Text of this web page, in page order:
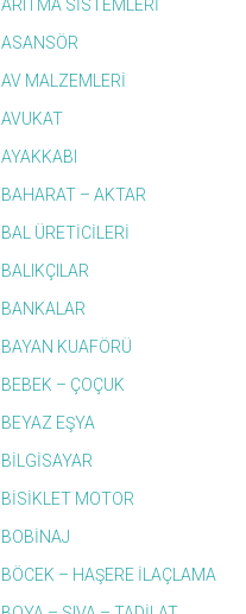
ARITMA SİSTEMLERİ
ASANSÖR
AV MALZEMLERİ
AVUKAT
AYAKKABI
BAHARAT – AKTAR
BAL ÜRETİCİLERİ
BALIKÇILAR
BANKALAR
BAYAN KUAFÖRÜ
BEBEK – ÇOÇUK
BEYAZ EŞYA
BİLGİSAYAR
BİSİKLET MOTOR
BOBİNAJ
BÖCEK – HAŞERE İLAÇLAMA